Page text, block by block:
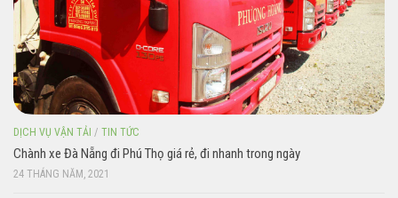
DỊCH VỤ VẬN TẢI / TIN TỨC
Chành xe Đà Nẵng đi Phú Thọ giá rẻ, đi nhanh trong ngày
24 THÁNG NĂM, 2021